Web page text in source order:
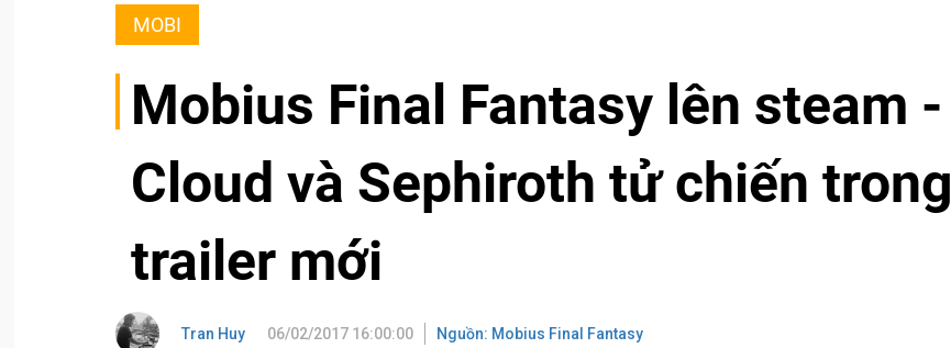
MOBI
Mobius Final Fantasy lên steam -
Cloud và Sephiroth tử chiến trong
trailer mới
Tran Huy 06/02/2017 16:00:00 Nguồn: Mobius Final Fantasy